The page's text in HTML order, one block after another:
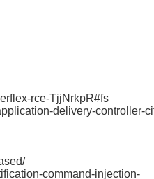
rce-TjjNrkpR#fs
delivery-controller-
command-injection-